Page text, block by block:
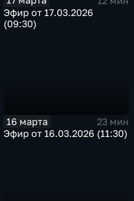
Эфир от 17.03.2026
(09:30)
16 марта
23 мин
Эфир от 16.03.2026 (11:30)